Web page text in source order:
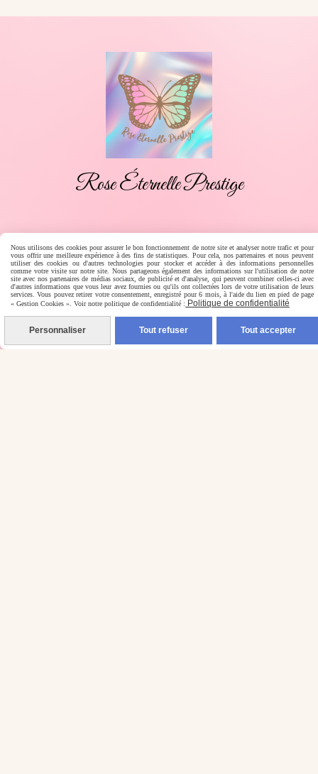
Rose Éternelle Prestige
Paiement en ligne sécurisé
Nous utilisons des cookies pour assurer le bon fonctionnement de notre site et analyser notre trafic et pour
vous offrir une meilleure expérience à des fins de statistiques. Pour cela, nos partenaires et nous peuvent
utiliser des cookies ou d'autres technologies pour stocker et accéder à des informations personnelles
comme votre visite sur notre site. Nous partageons également des informations sur l'utilisation de notre
site avec nos partenaires de médias sociaux, de publicité et d'analyse, qui peuvent combiner celles-ci avec
d'autres informations que vous leur avez fournies ou qu'ils ont collectées lors de votre utilisation de leurs
services. Vous pouvez retirer votre consentement, enregistré pour 6 mois, à l'aide du lien en pied de page
« Gestion Cookies ». Voir notre politique de confidentialité : Politique de confidentialité
Personnaliser Tout refuser Tout accepter